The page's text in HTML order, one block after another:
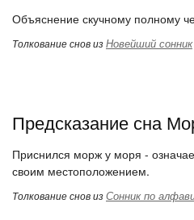
Объяснение скучному полному
Толкование снов изНовейший сонник
Предсказание сна
Приснился морж у моря -
своим местоположением.
Толкование снов изСонник по